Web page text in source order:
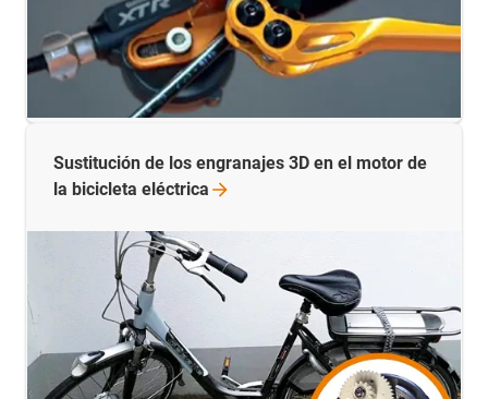
Sustitución de los engranajes 3D en el motor de
la bicicleta eléctrica